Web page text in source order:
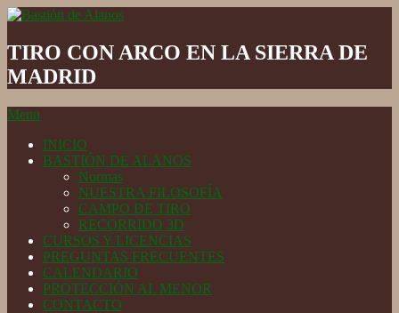
Skip
content
de
Alanos
TIRO CON ARCO EN LA SIERRA DE
MADRID
Secondary
Menu
Menu
INICIO
BASTIÓN DE ALANOS
Normas
NUESTRA FILOSOFÍA
CAMPO DE TIRO
RECORRIDO 3D
CURSOS Y LICENCIAS
PREGUNTAS FRECUENTES
CALENDARIO
PROTECCIÓN AL MENOR
CONTACTO